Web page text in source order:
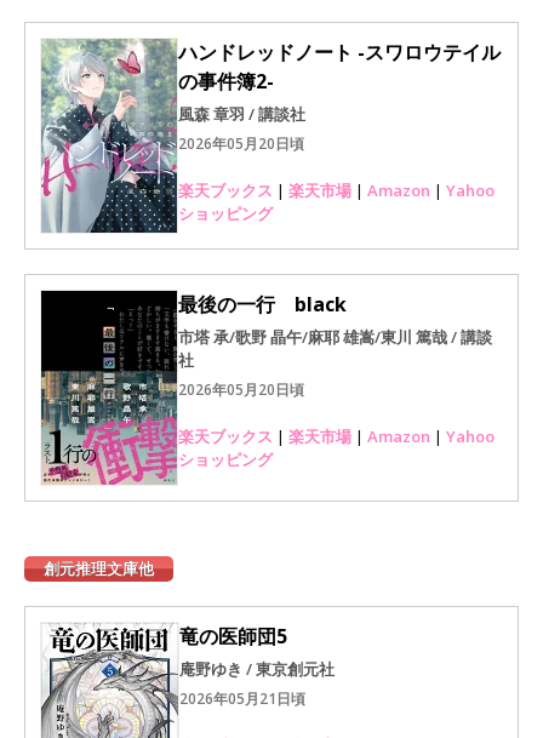
ハンドレッドノート -スワロウテイル
の事件簿2-
風森 章羽 / 講談社
2026年05月20日頃
楽天ブックス | 楽天市場 | Amazon | Yahoo
ショッピング
最後の一行 black
市塔 承/歌野 晶午/麻耶 雄嵩/東川 篤哉 / 講談
社
2026年05月20日頃
楽天ブックス | 楽天市場 | Amazon | Yahoo
ショッピング
創元推理文庫他
竜の医師団5
庵野ゆき / 東京創元社
2026年05月21日頃